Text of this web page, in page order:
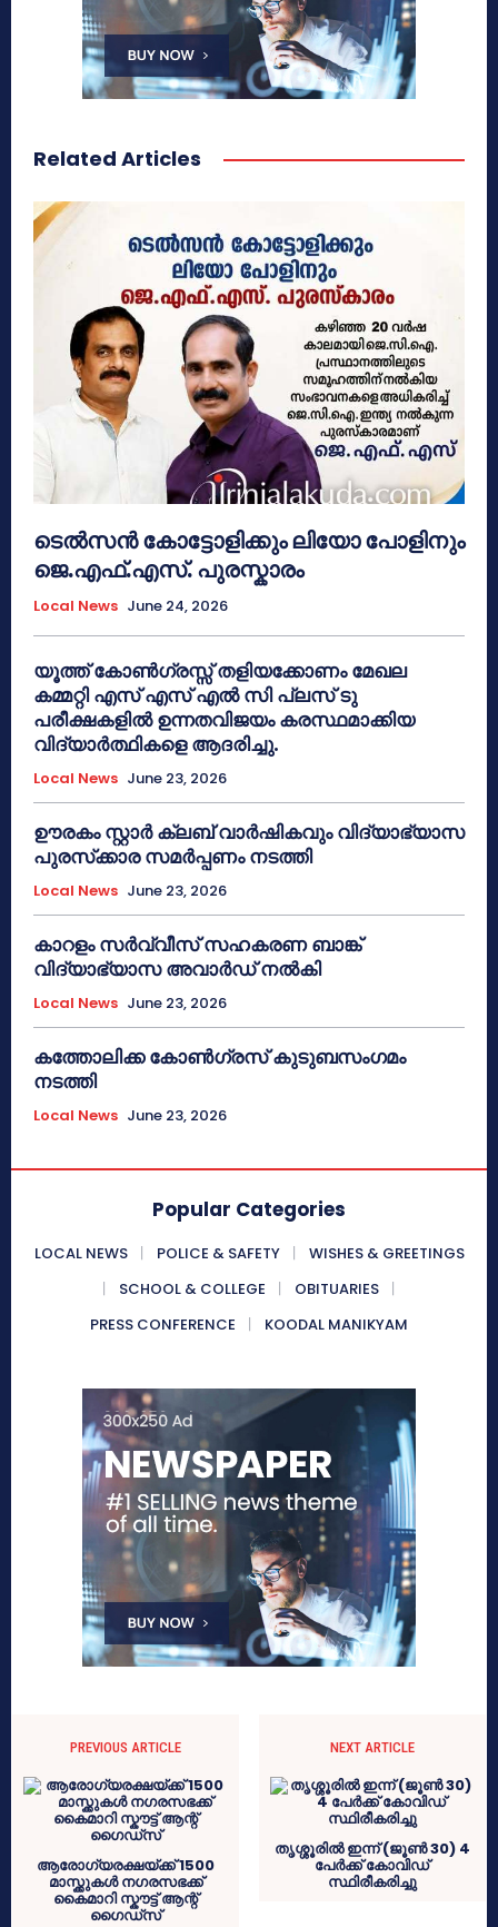
Related Articles
ടെൽസൻ കോട്ടോളിക്കും ലിയോ പോളിനും
ജെ.എഫ്.എസ്. പുരസ്കാരം
Local News June 24, 2026
യൂത്ത് കോൺഗ്രസ്സ് തളിയക്കോണം മേഖല
കമ്മറ്റി എസ് എസ് എൽ സി പ്ലസ് ടു
പരീക്ഷകളിൽ ഉന്നതവിജയം കരസ്ഥമാക്കിയ
വിദ്യാർത്ഥികളെ ആദരിച്ചു.
Local News June 23, 2026
ഊരകം സ്റ്റാർ ക്ലബ് വാർഷികവും വിദ്യാഭ്യാസ
പുരസ്‌ക്കാര സമർപ്പണം നടത്തി
Local News June 23, 2026
കാറളം സർവ്വീസ് സഹകരണ ബാങ്ക്
വിദ്യാഭ്യാസ അവാർഡ് നൽകി
Local News June 23, 2026
കത്തോലിക്ക കോൺഗ്രസ് കുടുബസംഗമം
നടത്തി
Local News June 23, 2026
Popular Categories
LOCAL NEWS POLICE & SAFETY
WISHES & GREETINGS
SCHOOL & COLLEGE
OBITUARIES
PRESS CONFERENCE
KOODAL MANIKYAM
PREVIOUS ARTICLE
ആരോഗ്യരക്ഷയ്ക്ക് 1500
മാസ്ക്കുകൾ നഗരസഭക്ക്
കൈമാറി സ്കൗട്ട് ആന്റ്
ഗൈഡ്സ്
NEXT ARTICLE
തൃശ്ശൂരിൽ ഇന്ന് (ജൂൺ 30) 4
പേർക്ക് കോവിഡ്
സ്ഥിരീകരിച്ചു